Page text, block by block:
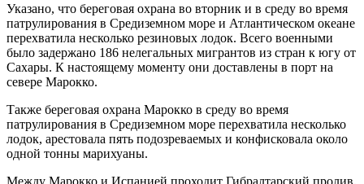
Указано, что береговая охрана во вторник и в среду во время
патрулирования в Средиземном море и Атлантическом океане
перехватила несколько резиновых лодок. Всего военными
было задержано 186 нелегальных мигрантов из стран к югу от
Сахары. К настоящему моменту они доставлены в порт на
севере Марокко.
Также береговая охрана Марокко в среду во время
патрулирования в Средиземном море перехватила несколько
лодок, арестовала пять подозреваемых и конфисковала около
одной тонны марихуаны.
Между Марокко и Испанией проходит Гибралтарский пролив.